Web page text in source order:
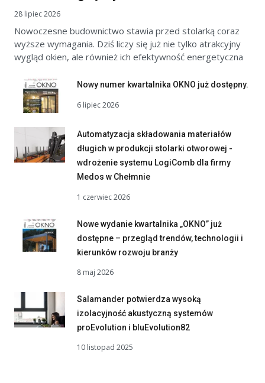
28 lipiec 2026
Nowoczesne budownictwo stawia przed stolarką coraz
wyższe wymagania. Dziś liczy się już nie tylko atrakcyjny
wygląd okien, ale również ich efektywność energetyczna
Nowy numer kwartalnika OKNO już dostępny.
6 lipiec 2026
Automatyzacja składowania materiałów
długich w produkcji stolarki otworowej -
wdrożenie systemu LogiComb dla firmy
Medos w Chełmnie
1 czerwiec 2026
Nowe wydanie kwartalnika „OKNO” już
dostępne – przegląd trendów, technologii i
kierunków rozwoju branży
8 maj 2026
Salamander potwierdza wysoką
izolacyjność akustyczną systemów
proEvolution i bluEvolution82
10 listopad 2025